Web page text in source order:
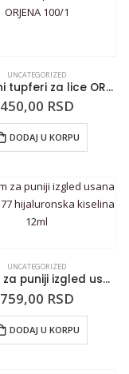
UNCATEGORIZED
Pamučni tupferi za lice ORJENA 100/1
450,00 RSD
DODAJ U KORPU
UNCATEGORIZED
Balzam za puniji izgled usana REVOX B77 hijaluronska kiselina 12ml
759,00 RSD
DODAJ U KORPU